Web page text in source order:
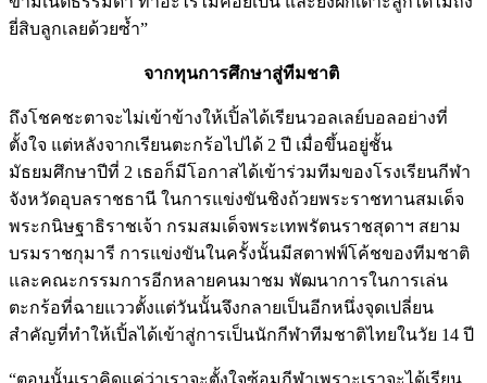
ยี่สิบลูกเลยด้วยซ้ำ”
จากทุนการศึกษาสู่ทีมชาติ
ถึงโชคชะตาจะไม่เข้าข้างให้เปิ้ลได้เรียนวอลเลย์บอลอย่างที่
ตั้งใจ แต่หลังจากเรียนตะกร้อไปได้ 2 ปี เมื่อขึ้นอยู่ชั้น
มัธยมศึกษาปีที่ 2 เธอก็มีโอกาสได้เข้าร่วมทีมของโรงเรียนกีฬา
จังหวัดอุบลราชธานี ในการแข่งขันชิงถ้วยพระราชทานสมเด็จ
พระกนิษฐาธิราชเจ้า กรมสมเด็จพระเทพรัตนราชสุดาฯ สยาม
บรมราชกุมารี การแข่งขันในครั้งนั้นมีสตาฟฟ์โค้ชของทีมชาติ
และคณะกรรมการอีกหลายคนมาชม พัฒนาการในการเล่น
ตะกร้อที่ฉายแววตั้งแต่วันนั้นจึงกลายเป็นอีกหนึ่งจุดเปลี่ยน
สำคัญที่ทำให้เปิ้ลได้เข้าสู่การเป็นนักกีฬาทีมชาติไทยในวัย 14 ปี
“ตอนนั้นเราคิดแค่ว่าเราจะตั้งใจซ้อมกีฬาเพราะเราจะได้เรียน